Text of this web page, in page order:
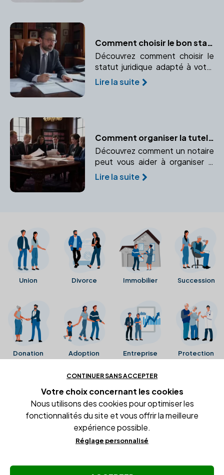
Comment choisir le bon statut juridique pour votre entreprise avec l'aide d'un notaire
Découvrez comment choisir le
statut juridique adapté à votre
entreprise avec l'aide d'un
Lire la suite
Comment organiser la tutelle ou la curatelle avec un notaire
Découvrez comment un notaire
peut vous aider à organiser la
tutelle ou la curatelle pour
protéger les personnes
Lire la suite
Union Divorce Immobilier Succession
Donation Adoption Entreprise Protection
Ces avis proviennent directement de la fiche Google
Business de l'office notarial. Ils n'ont ni été collectés ni
été vérifiés par Alexia.fr.
Conditions générales d'utilisation
Gestion des cookies
CONTINUER SANS ACCEPTER
Votre choix concernant les cookies
Nous utilisons des cookies pour optimiser les
fonctionnalités du site et vous offrir la meilleure
expérience possible.
Réglage personnalisé